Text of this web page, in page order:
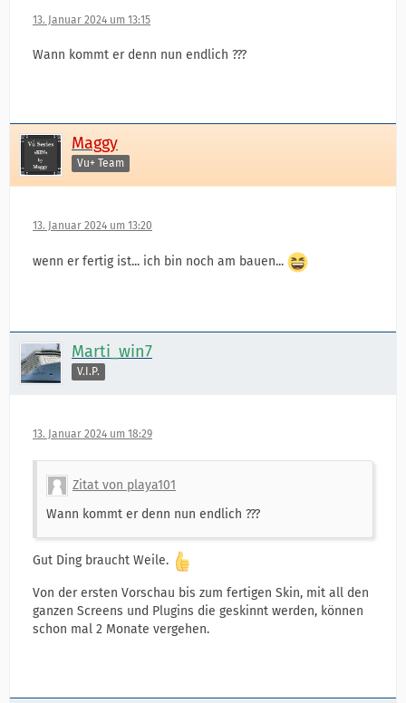
13. Januar 2024 um 13:15
Wann kommt er denn nun endlich ???
Maggy
Vu+ Team
13. Januar 2024 um 13:20
wenn er fertig ist... ich bin noch am bauen...
Marti_win7
V.I.P.
13. Januar 2024 um 18:29
Zitat von playa101
Wann kommt er denn nun endlich ???
Gut Ding braucht Weile.
Von der ersten Vorschau bis zum fertigen Skin, mit all den
ganzen Screens und Plugins die geskinnt werden, können
schon mal 2 Monate vergehen.